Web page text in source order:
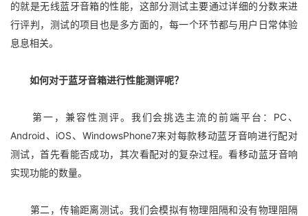
的就是无线蓝牙音箱的性能，这部分测试主要通过详细的分数来进
行评判，测试的项目也是多方面的，每一个环节都与用户日常体验
息息相关。
如何对于蓝牙音箱进行性能测评呢？
第一，兼容性测评。我们会挑选主流的前端平台：PC、
Android、iOS、WindowsPhone7来对每款移动蓝牙音响进行配对
测试，首先看能否成功，其次看配对的复杂过程。看移动蓝牙音响
实现功能的数量。
第二，传输距离测试。我们会模拟有物理阻隔和没有物理阻隔